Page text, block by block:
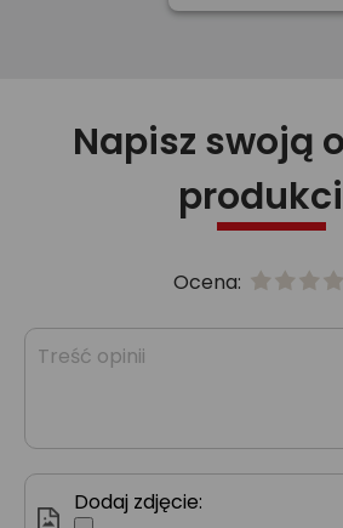
Napisz swoją
Ocena:
Dodaj zdjęcie: